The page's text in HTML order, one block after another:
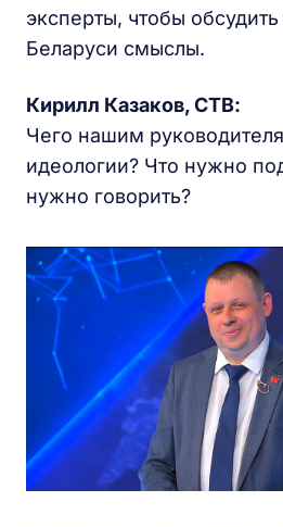
эксперты, чтобы
Беларуси смыслы.
Кирилл Казаков, СТВ:
Чего нашим
идеологии? Что нужно
нужно говорить?